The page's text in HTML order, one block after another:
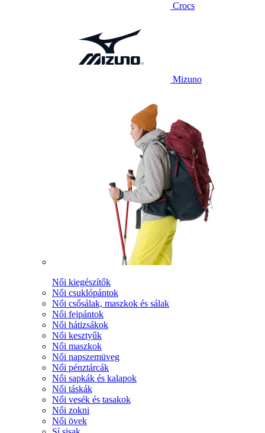
Crocs
Mizuno
Női kiegészítők
Női csuklópántok
Női csősálak, maszkok és sálak
Női fejpántok
Női hátizsákok
Női kesztyűk
Női maszkok
Női napszemüveg
Női pénztárcák
Női sapkák és kalapok
Női táskák
Női vesék és tasakok
Női zokni
Női övek